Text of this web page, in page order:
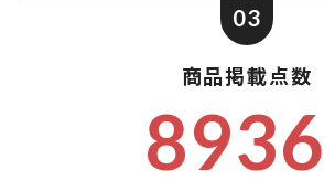
03
商品掲載点数
8936